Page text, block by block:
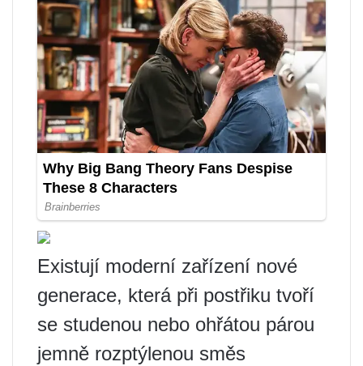
Existují moderní zařízení nové
generace, která při postřiku tvoří
se studenou nebo ohřátou párou
jemně rozptýlenou směs